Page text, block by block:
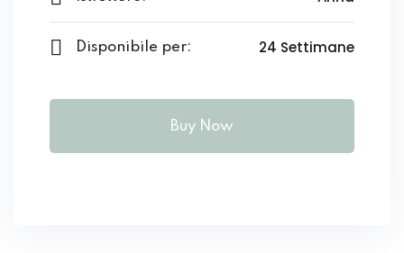
Disponibile per: 24 Settimane
Buy Now